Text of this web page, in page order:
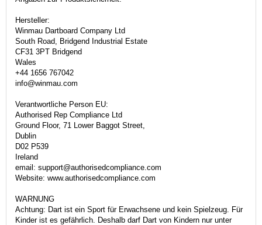
Hersteller:
Winmau Dartboard Company Ltd
South Road, Bridgend Industrial Estate
CF31 3PT Bridgend
Wales
+44 1656 767042
info@winmau.com
Verantwortliche Person EU:
Authorised Rep Compliance Ltd
Ground Floor, 71 Lower Baggot Street,
Dublin
D02 P539
Ireland
email: support@authorisedcompliance.com
Website: www.authorisedcompliance.com
WARNUNG
Achtung: Dart ist ein Sport für Erwachsene und kein Spielzeug. Für
Kinder ist es gefährlich. Deshalb darf Dart von Kindern nur unter